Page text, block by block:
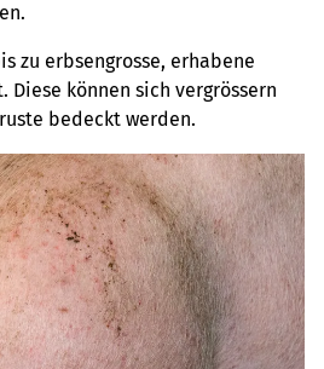
zu erbsengrosse, erhabene
Diese können sich vergrössern
bedeckt werden.